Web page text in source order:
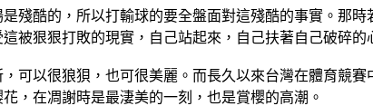
殘酷的，所以打輸球的要全盤面對這殘酷的事實。那
被狠狠打敗的現實，自己站起來，自己扶著自己破碎的
可以很狼狽，也可很美麗。而長久以來台灣在體育競
，在凋謝時是最淒美的一刻，也是賞櫻的高潮。